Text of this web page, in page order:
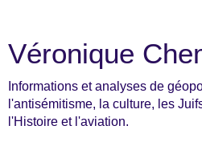
Véronique
Informations et analyses de
l'antisémitisme, la culture, les
l'Histoire et l'aviation.